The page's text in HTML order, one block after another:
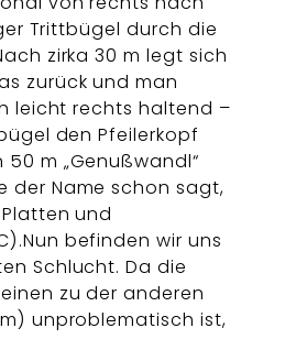
Trittbügel durch die
zirka 30 m legt sich
zurück und man
leicht rechts haltend –
den Pfeilerkopf
m „Genußwandl“
der Name schon sagt,
und
befinden wir uns
Schlucht. Da die
zu der anderen
unproblematisch ist,